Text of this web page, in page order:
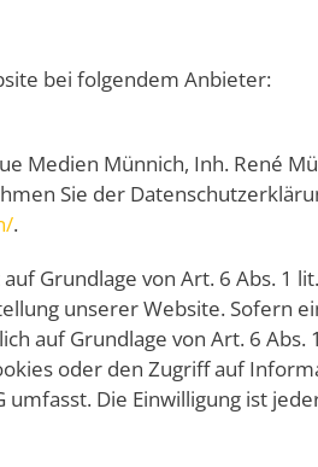
bei folgendem Anbieter:
Medien Münnich, Inh. René
Sie der
.
Grundlage von Art. 6 Abs. 1
unserer Website. Sofern
auf Grundlage von Art. 6 Abs.
oder den Zugriff auf
umfasst. Die Einwilligung ist